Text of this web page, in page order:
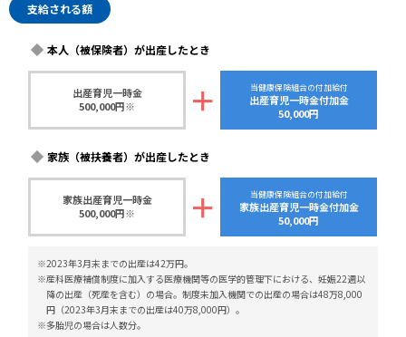
支給される額
本人（被保険者）が出産したとき
出産育児一時金
500,000円※
＋ 当健康保険組合の付加給付
出産育児一時金付加金
50,000円
家族（被扶養者）が出産したとき
家族出産育児一時金
500,000円※
＋ 当健康保険組合の付加給付
家族出産育児一時金付加金
50,000円
※2023年3月末までの出産は42万円。
※産科医療補償制度に加入する医療機関等の医学的管理下における、妊娠22週以
降の出産（死産を含む）の場合。制度未加入機関での出産の場合は48万8,000
円（2023年3月末までの出産は40万8,000円）。
※多胎児の場合は人数分。